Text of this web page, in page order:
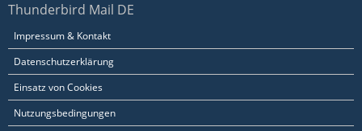
Thunderbird Mail DE
Impressum & Kontakt
Datenschutzerklärung
Einsatz von Cookies
Nutzungsbedingungen